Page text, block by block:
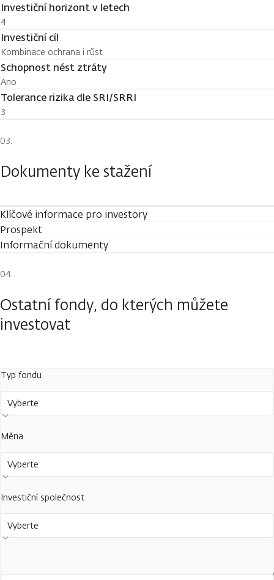
Investiční horizont v letech
4
Investiční cíl
Kombinace ochrana i růst
Schopnost nést ztráty
Ano
Tolerance rizika dle SRI/SRRI
3
Dokumenty ke stažení
Klíčové informace pro investory
Prospekt
Informační dokumenty
Ostatní fondy, do kterých můžete
investovat
Typ fondu
Vyberte
Měna
Vyberte
Investiční společnost
Vyberte